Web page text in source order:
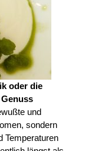
oder die
und
sondern
Temperaturen